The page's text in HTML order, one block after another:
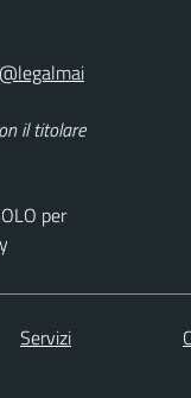
il titolare
per
Servizi